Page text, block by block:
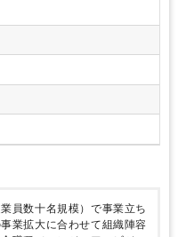
紹介を獲得に繋げる）、
などのスカウト）の
セス管理・応募から入社
応領域として予定してい
程の調整、評価のとりま
ファー（内定）実務（条
に向けたフォローアッ
活躍までの支援（入社手
す。 ＊採用広報・当社
せん。スカウト文面・求
ジニア採用の経験
の経験・採用広報の経
ス経験
員数十名規模）で事業立ち
業拡大に合わせて組織陣容